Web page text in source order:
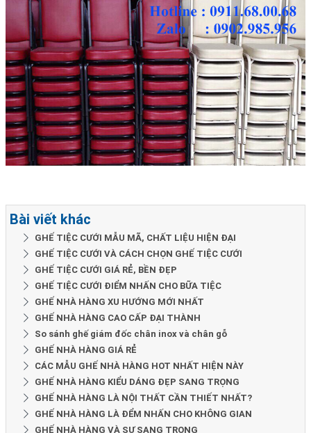
Bài viết khác
GHẾ TIỆC CƯỚI MẪU MÃ, CHẤT LIỆU HIỆN ĐẠI
GHẾ TIỆC CƯỚI VÀ CÁCH CHỌN GHẾ TIỆC CƯỚI
GHẾ TIỆC CƯỚI GIÁ RẺ, BỀN ĐẸP
GHẾ TIỆC CƯỚI ĐIỂM NHẤN CHO BỮA TIỆC
GHẾ NHÀ HÀNG XU HƯỚNG MỚI NHẤT
GHẾ NHÀ HÀNG CAO CẤP ĐẠI THÀNH
So sánh ghế giám đốc chân inox và chân gỗ
GHẾ NHÀ HÀNG GIÁ RẺ
CÁC MẪU GHẾ NHÀ HÀNG HOT NHẤT HIỆN NÀY
GHẾ NHÀ HÀNG KIỂU DÁNG ĐẸP SANG TRỌNG
GHẾ NHÀ HÀNG LÀ NỘI THẤT CẦN THIẾT NHẤT?
GHẾ NHÀ HÀNG LÀ ĐỂM NHẤN CHO KHÔNG GIAN
GHẾ NHÀ HÀNG VÀ SỰ SANG TRỌNG